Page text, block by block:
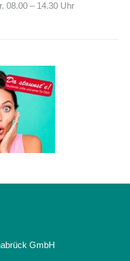
08.00 – 14.30 Uhr
GmbH